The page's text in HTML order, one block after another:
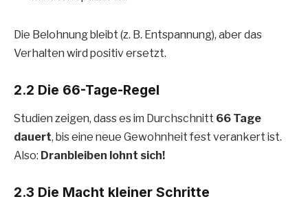
Die Belohnung bleibt (z. B. Entspannung), aber das
Verhalten wird positiv ersetzt.
2.2 Die 66-Tage-Regel
Studien zeigen, dass es im Durchschnitt 66 Tage
dauert, bis eine neue Gewohnheit fest verankert ist.
Also: Dranbleiben lohnt sich!
2.3 Die Macht kleiner Schritte